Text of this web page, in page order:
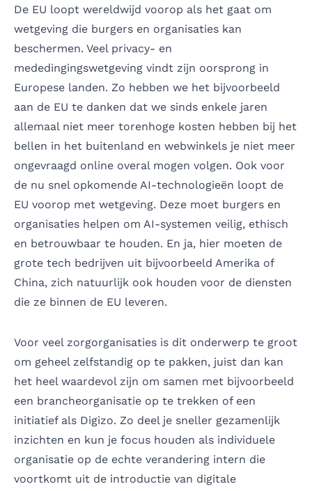
De EU loopt wereldwijd voorop als het gaat om
wetgeving die burgers en organisaties kan
beschermen. Veel privacy- en
mededingingswetgeving vindt zijn oorsprong in
Europese landen. Zo hebben we het bijvoorbeeld
aan de EU te danken dat we sinds enkele jaren
allemaal niet meer torenhoge kosten hebben bij het
bellen in het buitenland en webwinkels je niet meer
ongevraagd online overal mogen volgen. Ook voor
de nu snel opkomende AI-technologieën loopt de
EU voorop met wetgeving. Deze moet burgers en
organisaties helpen om AI-systemen veilig, ethisch
en betrouwbaar te houden. En ja, hier moeten de
grote tech bedrijven uit bijvoorbeeld Amerika of
China, zich natuurlijk ook houden voor de diensten
die ze binnen de EU leveren.
Voor veel zorgorganisaties is dit onderwerp te groot
om geheel zelfstandig op te pakken, juist dan kan
het heel waardevol zijn om samen met bijvoorbeeld
een brancheorganisatie op te trekken of een
initiatief als Digizo. Zo deel je sneller gezamenlijk
inzichten en kun je focus houden als individuele
organisatie op de echte verandering intern die
voortkomt uit de introductie van digitale